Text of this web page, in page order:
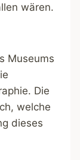
wären.
Museums
Die
welche
dieses